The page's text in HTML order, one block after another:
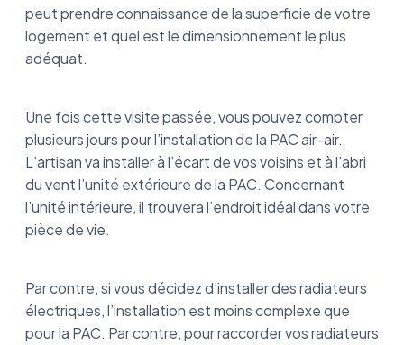
peut prendre connaissance de la superficie de votre
logement et quel est le dimensionnement le plus
adéquat.
Une fois cette visite passée, vous pouvez compter
plusieurs jours pour l’installation de la PAC air-air.
L’artisan va installer à l’écart de vos voisins et à l’abri
du vent l’unité extérieure de la PAC. Concernant
l’unité intérieure, il trouvera l’endroit idéal dans votre
pièce de vie.
Par contre, si vous décidez d’installer des radiateurs
électriques, l’installation est moins complexe que
pour la PAC. Par contre, pour raccorder vos radiateurs